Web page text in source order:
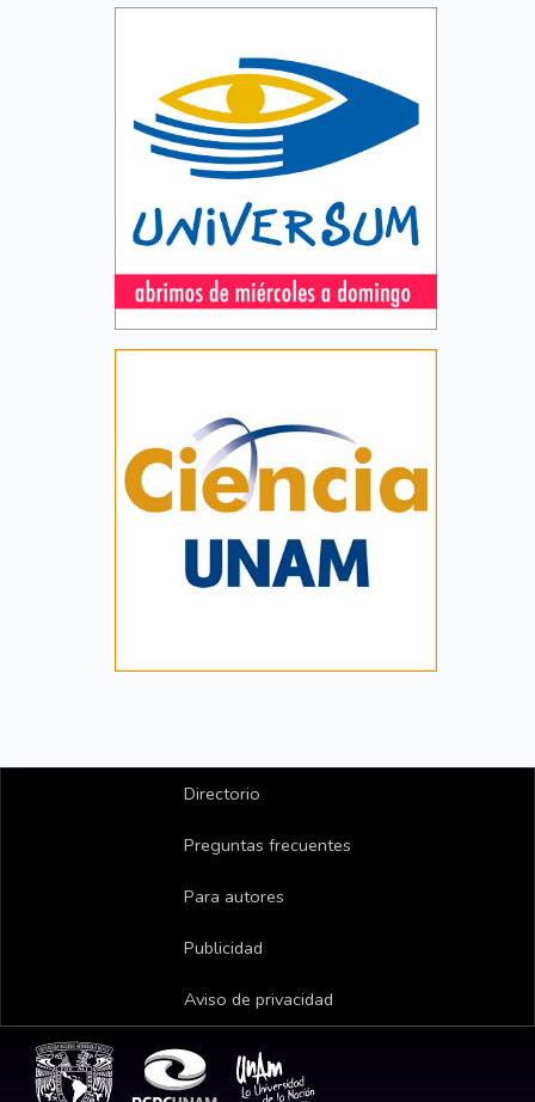
Directorio
Preguntas frecuentes
Para autores
Publicidad
Aviso de privacidad